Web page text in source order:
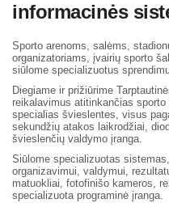
informacinės
Sporto arenoms, salėms,
organizatoriams, įvairių sporto
siūlome specializuotus
Diegiame ir prižiūrime
reikalavimus atitinkančias
specialias švieslentes, visus
sekundžių atakos laikrodžiai,
švieslenčių valdymo įranga.
Siūlome specializuotas
organizavimui, valdymui,
matuokliai, fotofinišo kameros,
specializuota programinė įranga.